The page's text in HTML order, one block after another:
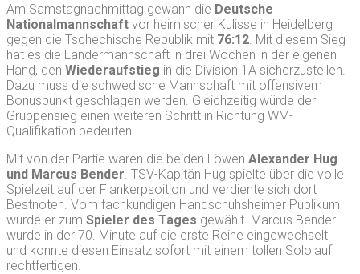
Am Samstagnachmittag gewann die Deutsche
Nationalmannschaft vor heimischer Kulisse in Heidelberg
gegen die Tschechische Republik mit 76:12 . Mit diesem Sieg
hat es die Ländermannschaft in drei Wochen in der eigenen
Hand, den Wiederaufstieg in die Division 1A sicherzustellen.
Dazu muss die schwedische Mannschaft mit offensivem
Bonuspunkt geschlagen werden. Gleichzeitig würde der
Gruppensieg einen weiteren Schritt in Richtung WM-
Qualifikation bedeuten.
Mit von der Partie waren die beiden Löwen Alexander Hug
und Marcus Bender . TSV-Kapitän Hug spielte über die volle
Spielzeit auf der Flankerpsoition und verdiente sich dort
Bestnoten. Vom fachkundigen Handschuhsheimer Publikum
wurde er zum Spieler des Tages gewählt. Marcus Bender
wurde in der 70. Minute auf die erste Reihe eingewechselt
und konnte diesen Einsatz sofort mit einem tollen Sololauf
rechtfertigen.